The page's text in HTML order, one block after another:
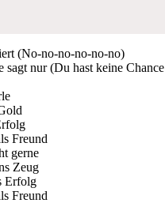
(No-no-no-no-no-no)
sagt nur (Du hast keine
Freund
gerne
Zeug
Erfolg
Freund